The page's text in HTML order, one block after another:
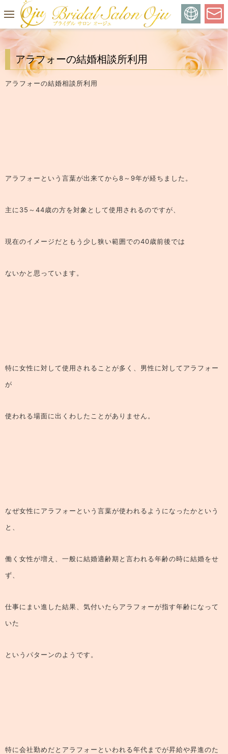
アラフォーの結婚相談所利用
アラフォーの結婚相談所利用
アラフォーという言葉が出来てから8～9年が経ちました。
主に35～44歳の方を対象として使用されるのですが、
現在のイメージだともう少し狭い範囲での40歳前後では
ないかと思っています。
特に女性に対して使用されることが多く、男性に対してアラフォー
が
使われる場面に出くわしたことがありません。
なぜ女性にアラフォーという言葉が使われるようになったかという
と、
働く女性が増え、一般に結婚適齢期と言われる年齢の時に結婚をせ
ず、
仕事にまい進した結果、気付いたらアラフォーが指す年齢になって
いた
というパターンのようです。
特に会社勤めだとアラフォーといわれる年代までが昇給や昇進のた